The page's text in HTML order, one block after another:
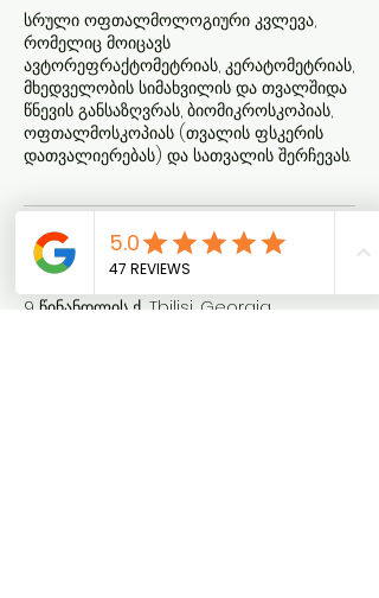
სრული ოფთალმოლოგიური კვლევა,
რომელიც მოიცავს
ავტორეფრაქტომეტრიას, კერატომეტრიას,
მხედველობის სიმახვილის და თვალშიდა
წნევის განსაზღვრას, ბიომიკროსკოპიას,
ოფთალმოსკოპიას (თვალის ფსკერის
დათვალიერებას) და სათვალის შერჩევას.
Contact Details
9 წინანდლის ქ., Tbilisi, Georgia